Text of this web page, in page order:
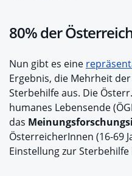
80% der
Nun gibt es eine
Ergebnis, die Mehrheit
Sterbehilfe aus. Die
humanes Lebensende
das
ÖsterreicherInnen (16-69
Einstellung zur